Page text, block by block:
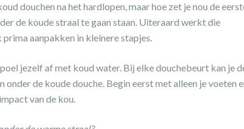
douchen na het hardlopen, maar hoe zet je nou de
de koude straal te gaan staan. Uiteraard werkt die
aanpakken in kleinere stapjes.
jezelf af met koud water. Bij elke douchebeurt kan je
de koude douche. Begin eerst met alleen je voeten
van de kou.